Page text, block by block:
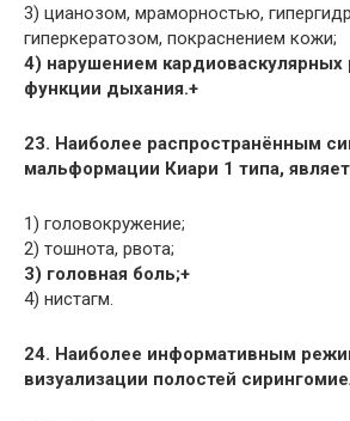
3) цианозом, мраморностью,
гиперкератозом, покраснением кожи;
4) нарушением кардиоваскулярных
функции дыхания.+
23. Наиболее распространённым
мальформации Киари 1 типа,
1) головокружение;
2) тошнота, рвота;
3) головная боль;+
4) нистагм.
24. Наиболее информативным
визуализации полостей